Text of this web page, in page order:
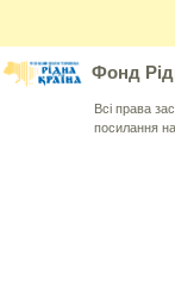
Фонд
Всі права
посилання